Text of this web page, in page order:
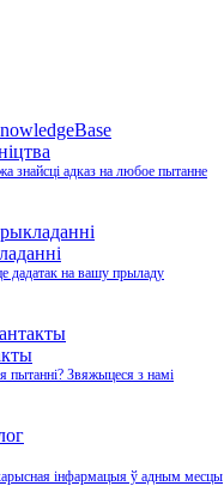
знайсці адказ на любое пытанне
дадатак на вашу прыладу
пытанні? Звяжыцеся з намі
інфармацыя ў адным месцы